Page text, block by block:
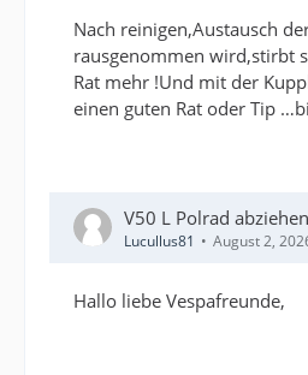
Nach reinigen,Austausch
rausgenommen wird,stirbt
Rat mehr !Und mit der
einen guten Rat oder Tip
V50 L Polrad abziehen
Lucullus81 August 2,
Hallo liebe Vespafreunde,